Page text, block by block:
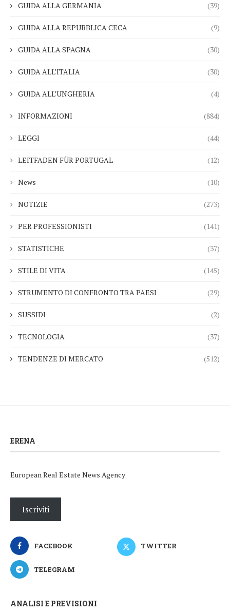
GUIDA ALLA GERMANIA (39)
GUIDA ALLA REPUBBLICA CECA (9)
GUIDA ALLA SPAGNA (30)
GUIDA ALL’ITALIA (30)
GUIDA ALL’UNGHERIA (4)
INFORMAZIONI (884)
LEGGI (44)
LEITFADEN FÜR PORTUGAL (12)
News (10)
NOTIZIE (273)
PER PROFESSIONISTI (141)
STATISTICHE (37)
STILE DI VITA (145)
STRUMENTO DI CONFRONTO TRA PAESI (29)
SUSSIDI (2)
TECNOLOGIA (37)
TENDENZE DI MERCATO (512)
ERENA
European Real Estate News Agency
Iscriviti
FACEBOOK TWITTER
TELEGRAM
ANALISI E PREVISIONI